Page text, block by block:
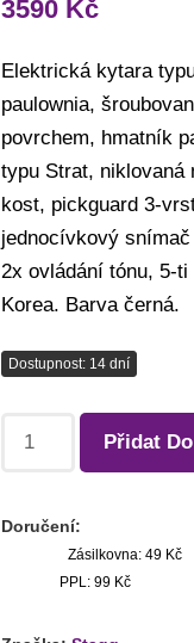
3590 Kč
Elektrická kytara
paulownia,
povrchem, hmatník
typu Strat, niklovaná
kost, pickguard 3-
jednocívkový
2x ovládání tónu, 5-
Korea. Barva černá.
Dostupnost: 14 dní
Přidat
Doručení:
Zásilkovna: 49 Kč
PPL: 99 Kč